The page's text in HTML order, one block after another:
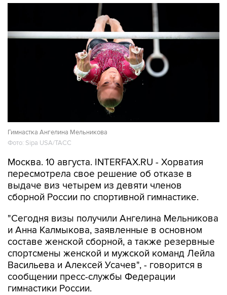
Гимнастка Ангелина Мельникова
Фото: Sipa USA/ТАСС
Москва. 10 августа. INTERFAX.RU - Хорватия
пересмотрела свое решение об отказе в
выдаче виз четырем из девяти членов
сборной России по спортивной гимнастике.
"Сегодня визы получили Ангелина Мельникова
и Анна Калмыкова, заявленные в основном
составе женской сборной, а также резервные
спортсмены женской и мужской команд Лейла
Васильева и Алексей Усачев", - говорится в
сообщении пресс-службы Федерации
гимнастики России.